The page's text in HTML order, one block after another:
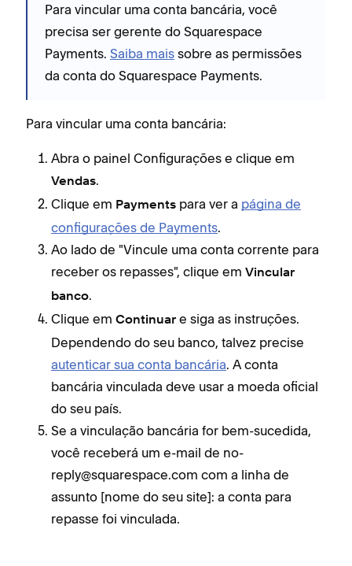
Para vincular uma conta bancária, você
precisa ser gerente do Squarespace
Payments. Saiba mais sobre as permissões
da conta do Squarespace Payments.
Para vincular uma conta bancária:
Abra o painel Configurações e clique em
Vendas.
Clique em Payments para ver a página de
configurações de Payments.
Ao lado de "Vincule uma conta corrente para
receber os repasses", clique em Vincular
banco.
Clique em Continuar e siga as instruções.
Dependendo do seu banco, talvez precise
autenticar sua conta bancária. A conta
bancária vinculada deve usar a moeda oficial
do seu país.
Se a vinculação bancária for bem-sucedida,
você receberá um e-mail de no-
reply@squarespace.com com a linha de
assunto [nome do seu site]: a conta para
repasse foi vinculada.